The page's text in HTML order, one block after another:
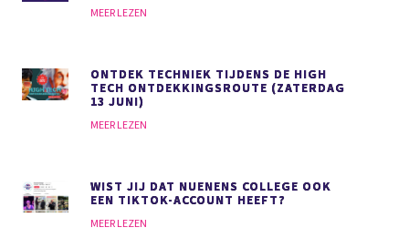
MEER LEZEN
ONTDEK TECHNIEK TIJDENS DE HIGH
TECH ONTDEKKINGSROUTE (ZATERDAG
13 JUNI)
MEER LEZEN
WIST JIJ DAT NUENENS COLLEGE OOK
EEN TIKTOK-ACCOUNT HEEFT?
MEER LEZEN